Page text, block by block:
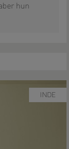
hun
INDE